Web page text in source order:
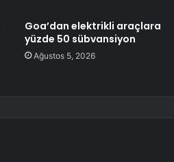
Goa’dan elektrikli araçlara
yüzde 50 sübvansiyon
Ağustos 5, 2026